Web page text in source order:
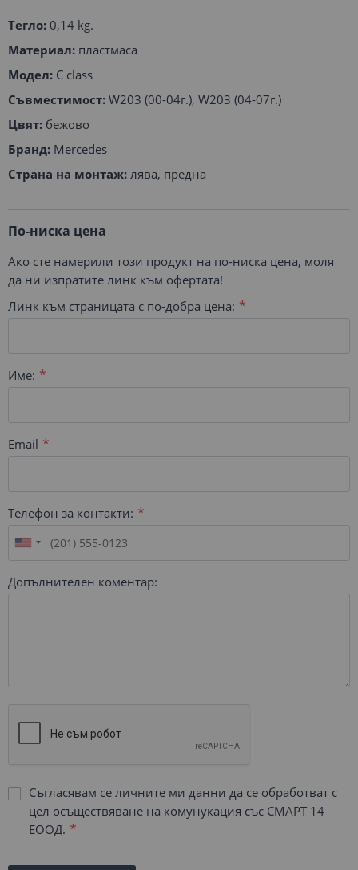
Тегло: 0,14 kg.
Материал: пластмаса
Модел: C class
Съвместимост: W203 (00-04г.), W203 (04-07г.)
Цвят: бежово
Бранд: Mercedes
Страна на монтаж: лява, предна
По-ниска цена
Ако сте намерили този продукт на по-ниска цена, моля
да ни изпратите линк към офертата!
Линк към страницата с по-добра цена:
Име:
Email
Телефон за контакти:
Допълнителен коментар:
Съгласявам се личните ми данни да се обработват с
цел осъществяване на комунукация със СМАРТ 14
ЕООД.